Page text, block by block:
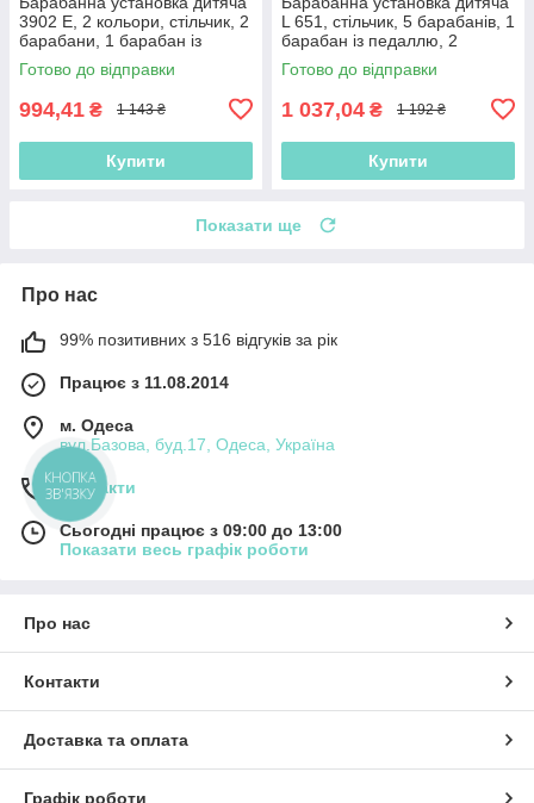
3902 E, 2 кольори, стільчик, 2
барабани, 1 барабан із
педаллю, 2 палички, 1
Готово до відправки
994,41 ₴ 1 143 ₴
Купити
L 651, стільчик, 5 барабанів, 1
барабан із педаллю, 2
палички, 2 металеві диски
Готово до відправки
1 037,04 ₴ 1 192 ₴
Купити
Показати ще
Про нас
99% позитивних з 516 відгуків за рік
Працює з 11.08.2014
м. Одеса
вул.Базова, буд.17, Одеса, Україна
Контакти
Сьогодні працює з 09:00 до 13:00
Показати весь графік роботи
Про нас
Контакти
Доставка та оплата
Графік роботи
КНОПКА
ЗВ'ЯЗКУ